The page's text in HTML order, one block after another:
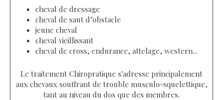
cheval de dressage
cheval de saut d’obstacle
jeune cheval
cheval vieillissant
cheval de cross, endurance, attelage, western...
Le traitement Chiropratique s'adresse principalement
aux chevaux souffrant de trouble musculo-squelettique,
tant au niveau du dos que des membres.